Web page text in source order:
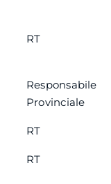
RT
Responsabile
Provinciale
RT
RT